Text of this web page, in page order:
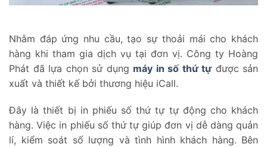
Nhằm đáp ứng nhu cầu, tạo sự thoải mái cho khách
hàng khi tham gia dịch vụ tại đơn vị. Công ty Hoàng
Phát đã lựa chọn sử dụng máy in số thứ tựđược sản
xuất và thiết kế bởi thương hiệu iCall.
Đây là thiết bị in phiếu số thứ tự tự động cho khách
hàng. Việc in phiếu số thứ tự giúp đơn vị dễ dàng quản
lí, kiểm soát số lượng và tình hình khách hàng. Bên